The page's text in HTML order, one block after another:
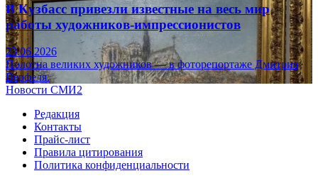
В Кузбасс привезли известные на весь мир
работы художников-импрессионистов
23.06.2026
Полотна великих художников — в фоторепортаже Дмитрия
Верфеля.
Новости СМИ2
Редакция
Контакты
Прайс-лист
Правила цитирования
Политика конфиденциальности